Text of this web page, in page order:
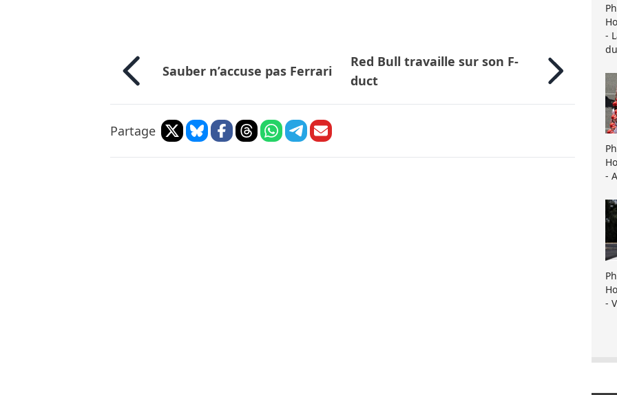
Sauber n’accuse pas Ferrari
Red Bull travaille sur son F-
duct
Partage
-
-
-